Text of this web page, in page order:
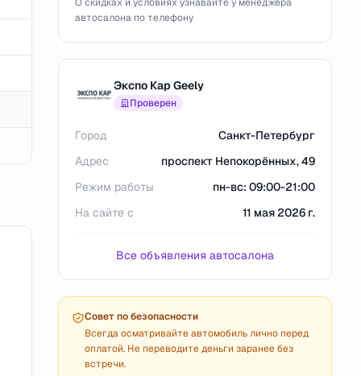
автосалона по телефону
Экспо Кар Geely
Проверен
Город
Санкт-Петербург
Адрес
проспект Непокорённых, 49
Режим работы
пн-вс: 09:00-21:00
На сайте с
11 мая 2026 г.
Все объявления автосалона
Совет по безопасности
Всегда осматривайте автомобиль лично перед
оплатой. Не переводите деньги заранее без
встречи.